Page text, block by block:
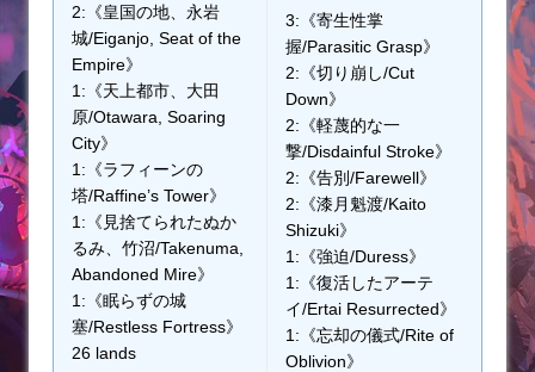
2:《皇国の地、永岩
城/Eiganjo, Seat of the
Empire》
1:《天上都市、大田
原/Otawara, Soaring
City》
1:《ラフィーンの
塔/Raffine’s Tower》
1:《見捨てられたぬか
るみ、竹沼/Takenuma,
Abandoned Mire》
1:《眠らずの城
塞/Restless Fortress》
26 lands
3:《寄生性掌
握/Parasitic Grasp》
2:《切り崩し/Cut
Down》
2:《軽蔑的な一
撃/Disdainful Stroke》
2:《告別/Farewell》
2:《漆月魁渡/Kaito
Shizuki》
1:《強迫/Duress》
1:《復活したアーテ
イ/Ertai Resurrected》
1:《忘却の儀式/Rite of
Oblivion》